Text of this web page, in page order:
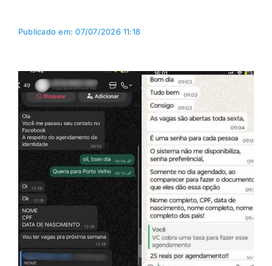
Publicado em: 07/07/2026 11:18